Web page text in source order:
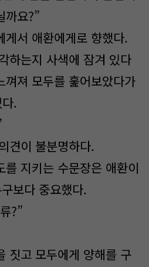
까요?”
게서 애환에게로 향했다.
하는지 사색에 잠겨 있다
껴져 모두를 훑어보았다가
다.
견이 불분명하다.
를 지키는 수문장은 애환이
보다 중요했다.
?”
짓고 모두에게 양해를 구